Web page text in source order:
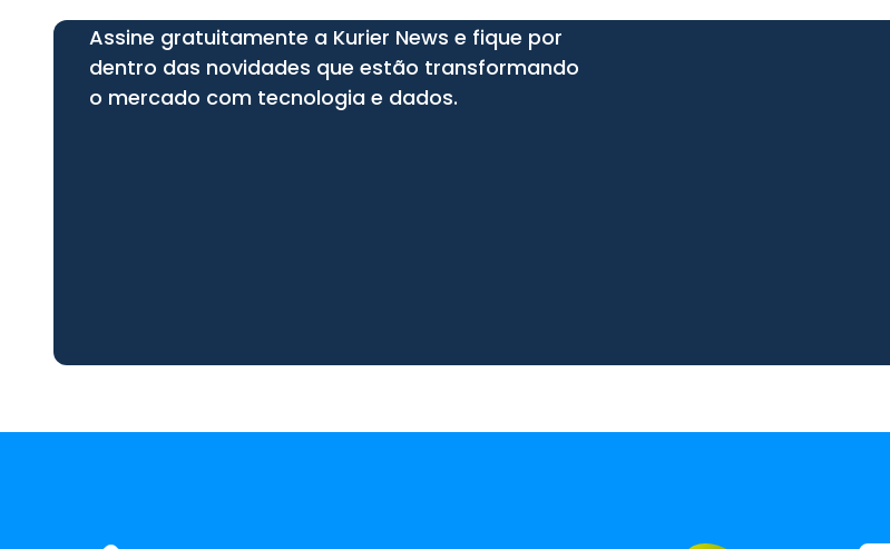
Assine gratuitamente a Kurier News e fique por
dentro das novidades que estão transformando
o mercado com tecnologia e dados.